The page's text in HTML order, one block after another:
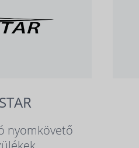
nyomkövető